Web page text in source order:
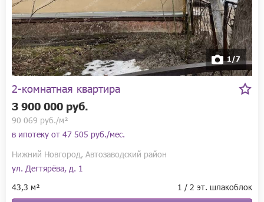
1/7
2-комнатная квартира
3 900 000 руб.
90 069 руб./м²
в ипотеку от 47 505 руб./мес.
Нижний Новгород, Автозаводский район
ул. Дегтярёва, д. 1
43,3 м²
1 / 2 эт. шлакоблок